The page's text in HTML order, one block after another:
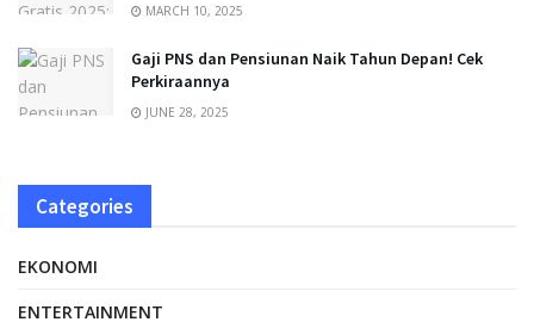
MARCH 10, 2025
Gaji PNS dan Pensiunan Naik Tahun Depan! Cek
Perkiraannya
JUNE 28, 2025
Categories
EKONOMI
ENTERTAINMENT